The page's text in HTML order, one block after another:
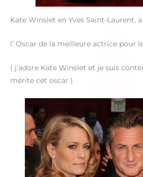
Kate Winslet en Yves Saint-Laurent,
l’ Oscar de la meilleure actrice pour
( j’adore Kate Winslet et je suis
mérite cet oscar )